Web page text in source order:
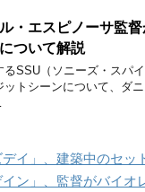
・エスピノーサ監
ついて解説
SSU（ソニーズ・スパ
ットシーンについて、ダ
イ」、建築中のセッ
ン」、監督がバイオ